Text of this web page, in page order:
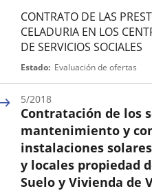
CONTRATO DE LAS
CELADURIA EN LOS
DE SERVICIOS SOCIALES
Nº
Estado Evaluación de ofertas
Contratación de los
mantenimiento y
instalaciones
y locales propiedad
Suelo y Vivienda de
5/2018